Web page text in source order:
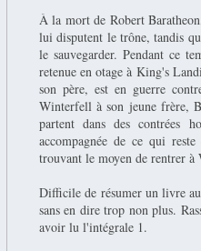
À la mort de Robert
lui disputent le trône, tandis
le sauvegarder. Pendant ce
retenue en otage à King's
son père, est en guerre
Winterfell à son jeune frère,
partent dans des contrées
accompagnée de ce qui
trouvant le moyen de rentrer à
Difficile de résumer un livre
sans en dire trop non plus.
avoir lu l'intégrale 1.